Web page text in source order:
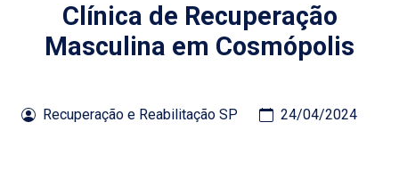
Clínica de Recuperação
Masculina em Cosmópolis
Recuperação e Reabilitação SP 24/04/2024